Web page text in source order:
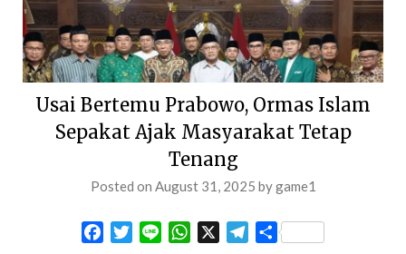
Usai Bertemu Prabowo, Ormas Islam
Sepakat Ajak Masyarakat Tetap
Tenang
Posted on August 31, 2025 bygame1
FacebookTwitterLine WhatsApp Telegram
Share